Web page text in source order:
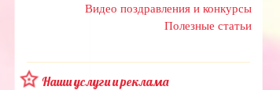
Видео поздравления и конкурсы
Полезные статьи
Наши услуги и реклама